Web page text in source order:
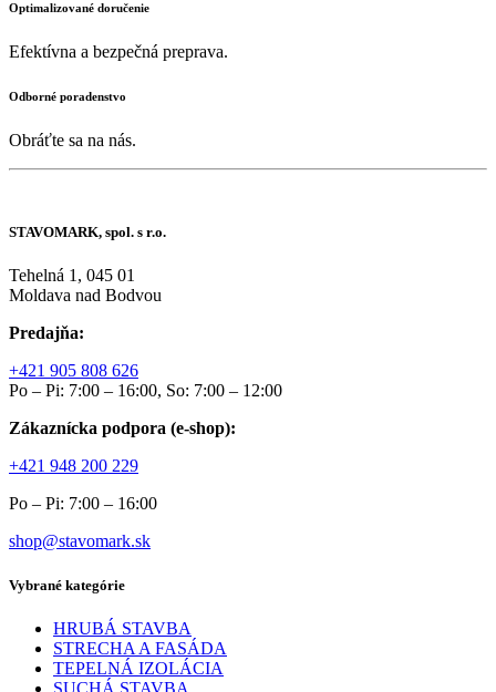
Optimalizované doručenie
Efektívna a bezpečná preprava.
Odborné poradenstvo
Obráťte sa na nás.
STAVOMARK, spol. s r.o.
Tehelná 1, 045 01
Moldava nad Bodvou
Predajňa:
+421 905 808 626
Po – Pi: 7:00 – 16:00, So: 7:00 – 12:00
Zákaznícka podpora (e-shop):
+421 948 200 229
Po – Pi: 7:00 – 16:00
shop@stavomark.sk
Vybrané kategórie
HRUBÁ STAVBA
STRECHA A FASÁDA
TEPELNÁ IZOLÁCIA
SUCHÁ STAVBA